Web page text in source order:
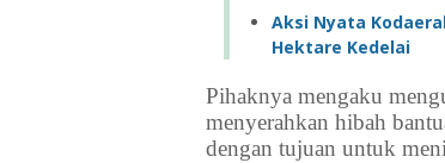
Aksi Nyata
Hektare Kedelai
Pihaknya mengaku
menyerahkan hibah
dengan tujuan untuk